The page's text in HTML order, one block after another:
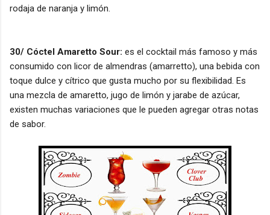
rodaja de naranja y limón.
30/ Cóctel Amaretto Sour: es el cocktail más famoso y más
consumido con licor de almendras (amarretto), una bebida con
toque dulce y cítrico que gusta mucho por su flexibilidad. Es
una mezcla de amaretto, jugo de limón y jarabe de azúcar,
existen muchas variaciones que le pueden agregar otras notas
de sabor.